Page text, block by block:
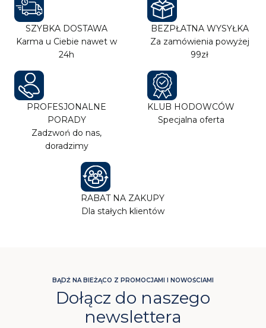
SZYBKA DOSTAWA
Karma u Ciebie nawet w
24h
BEZPŁATNA WYSYŁKA
Za zamówienia powyżej
99zł
PROFESJONALNE
PORADY
Zadzwoń do nas,
doradzimy
KLUB HODOWCÓW
Specjalna oferta
RABAT NA ZAKUPY
Dla stałych klientów
BĄDŹ NA BIEŻĄCO Z PROMOCJAMI I NOWOŚCIAMI
Dołącz do naszego
newslettera